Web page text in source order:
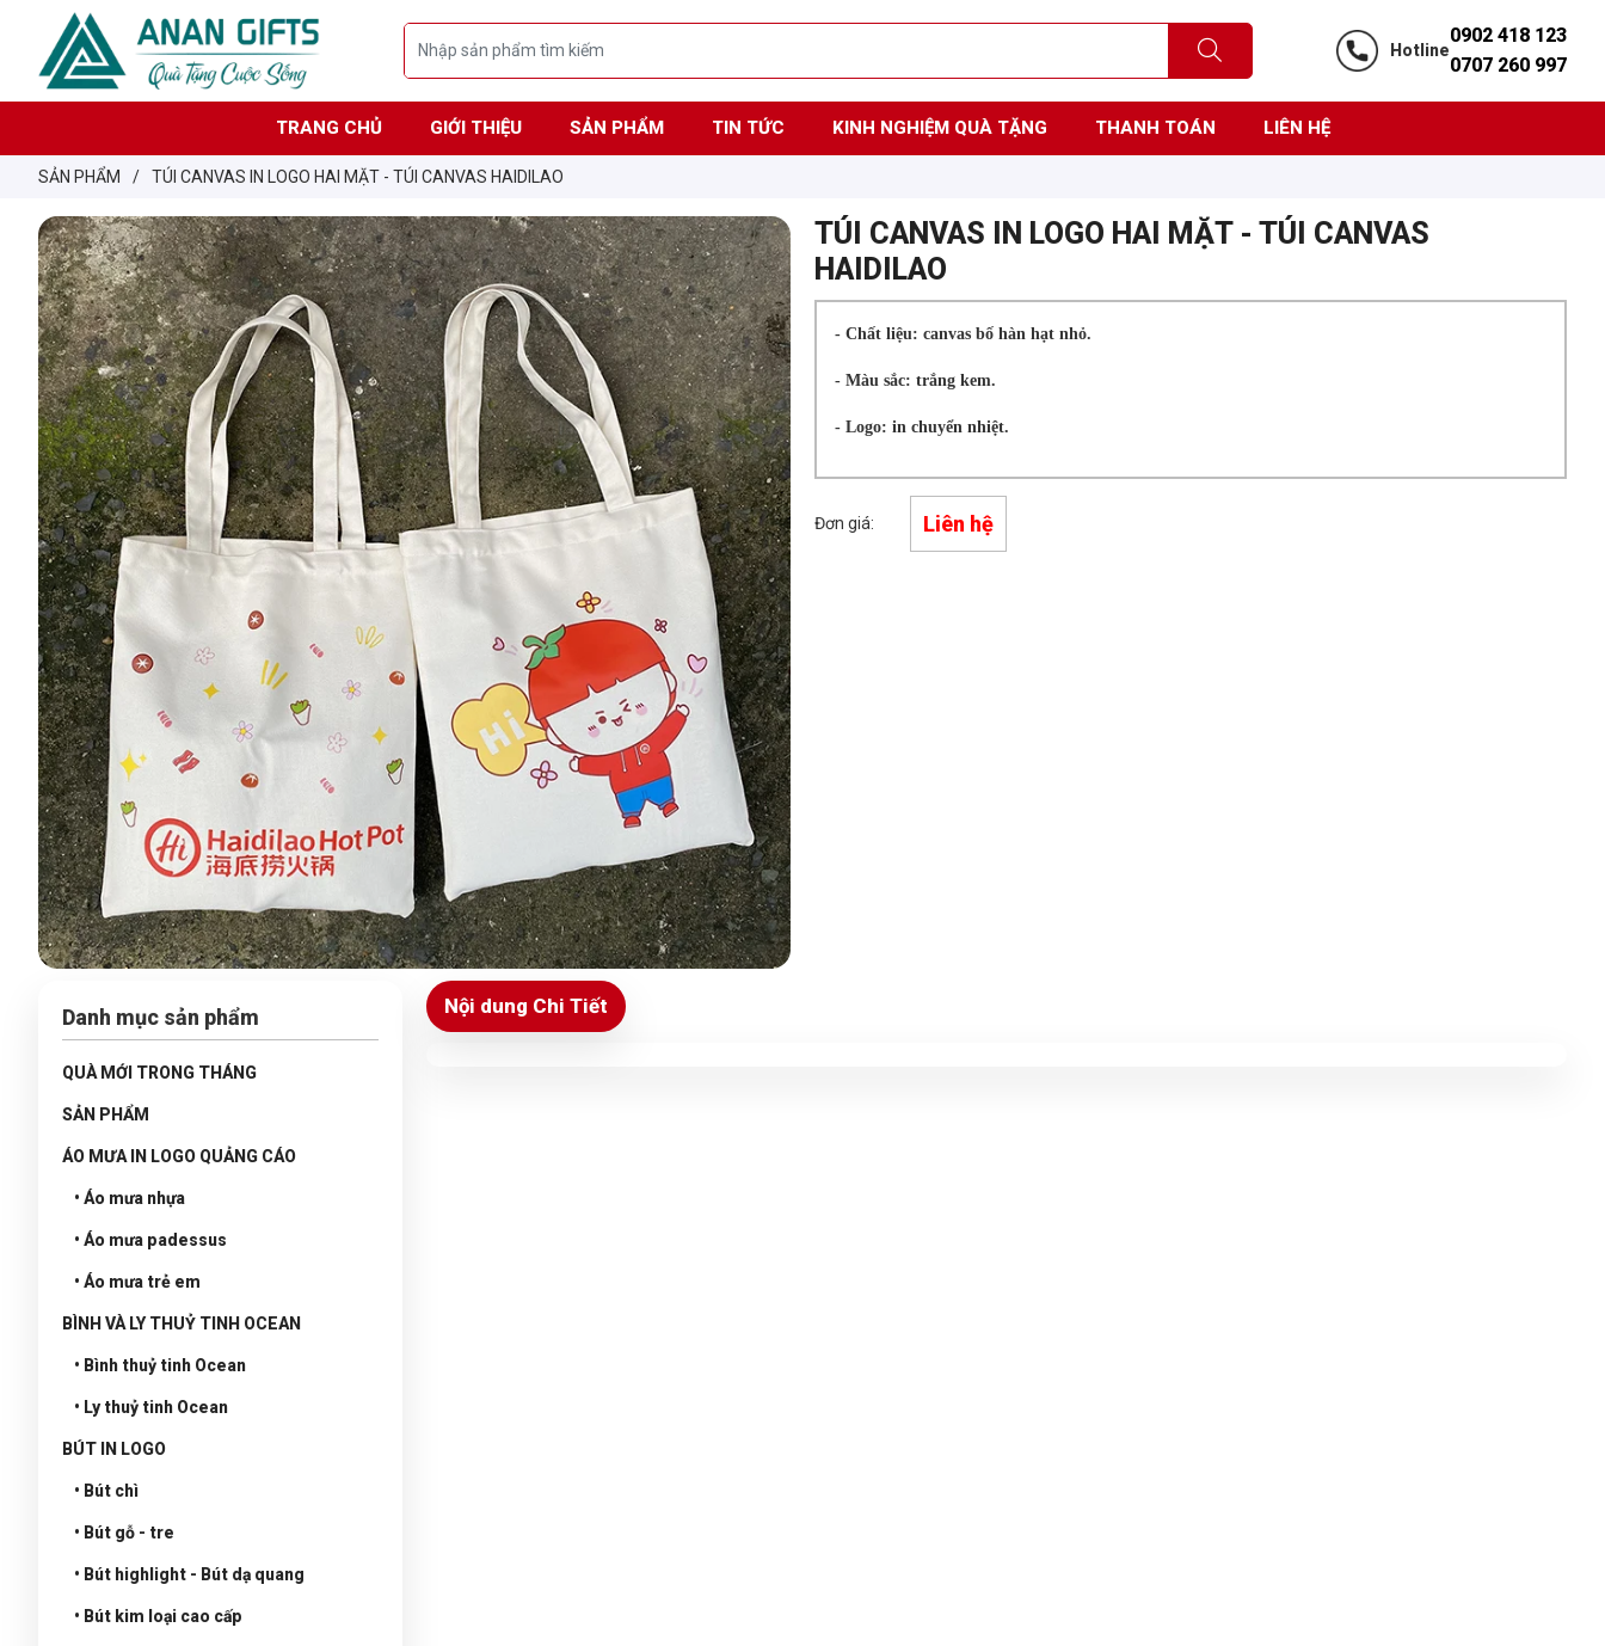
Hotline
0902 418 123
0707 260 997
TRANG CHỦ GIỚI THIỆU SẢN PHẨM TIN TỨC KINH NGHIỆM QUÀ TẶNG THANH TOÁN LIÊN HỆ
SẢN PHẨM / TÚI CANVAS IN LOGO HAI MẶT - TÚI CANVAS HAIDILAO
TÚI CANVAS IN LOGO HAI MẶT - TÚI CANVAS
HAIDILAO
- Chất liệu: canvas bố hàn hạt nhỏ.
- Màu sắc: trắng kem.
- Logo: in chuyển nhiệt.
Đơn giá: Liên hệ
Danh mục sản phẩm
QUÀ MỚI TRONG THÁNG
SẢN PHẨM
ÁO MƯA IN LOGO QUẢNG CÁO
• Áo mưa nhựa
• Áo mưa padessus
• Áo mưa trẻ em
BÌNH VÀ LY THUỶ TINH OCEAN
• Bình thuỷ tinh Ocean
• Ly thuỷ tinh Ocean
BÚT IN LOGO
• Bút chì
• Bút gỗ - tre
• Bút highlight - Bút dạ quang
• Bút kim loại cao cấp
Nội dung Chi Tiết